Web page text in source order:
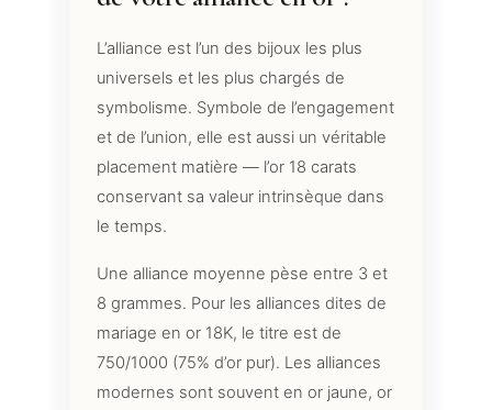
L’alliance est l’un des bijoux les plus
universels et les plus chargés de
symbolisme. Symbole de l’engagement
et de l’union, elle est aussi un véritable
placement matière — l’or 18 carats
conservant sa valeur intrinsèque dans
le temps.
Une alliance moyenne pèse entre 3 et
8 grammes. Pour les alliances dites de
mariage en or 18K, le titre est de
750/1000 (75% d’or pur). Les alliances
modernes sont souvent en or jaune, or